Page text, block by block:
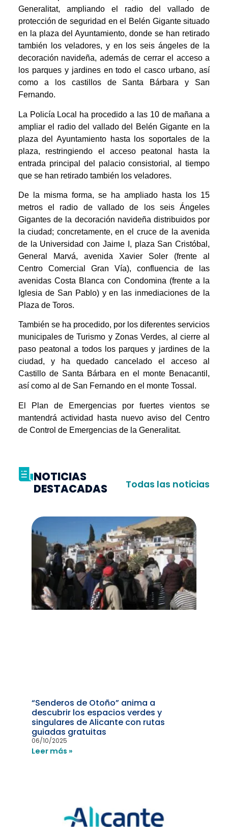
Generalitat, ampliando el radio del vallado de
protección de seguridad en el Belén Gigante situado
en la plaza del Ayuntamiento, donde se han retirado
también los veladores, y en los seis ángeles de la
decoración navideña, además de cerrar el acceso a
los parques y jardines en todo el casco urbano, así
como a los castillos de Santa Bárbara y San
Fernando.
La Policía Local ha procedido a las 10 de mañana a
ampliar el radio del vallado del Belén Gigante en la
plaza del Ayuntamiento hasta los soportales de la
plaza, restringiendo el acceso peatonal hasta la
entrada principal del palacio consistorial, al tiempo
que se han retirado también los veladores.
De la misma forma, se ha ampliado hasta los 15
metros el radio de vallado de los seis Ángeles
Gigantes de la decoración navideña distribuidos por
la ciudad; concretamente, en el cruce de la avenida
de la Universidad con Jaime I, plaza San Cristóbal,
General Marvá, avenida Xavier Soler (frente al
Centro Comercial Gran Vía), confluencia de las
avenidas Costa Blanca con Condomina (frente a la
Iglesia de San Pablo) y en las inmediaciones de la
Plaza de Toros.
También se ha procedido, por los diferentes servicios
municipales de Turismo y Zonas Verdes, al cierre al
paso peatonal a todos los parques y jardines de la
ciudad, y ha quedado cancelado el acceso al
Castillo de Santa Bárbara en el monte Benacantil,
así como al de San Fernando en el monte Tossal.
El Plan de Emergencias por fuertes vientos se
mantendrá actividad hasta nuevo aviso del Centro
de Control de Emergencias de la Generalitat.
NOTICIAS
DESTACADAS
Todas las noticias
“Senderos de Otoño” anima a
descubrir los espacios verdes y
singulares de Alicante con rutas
guiadas gratuitas
06/10/2025
Leer más »